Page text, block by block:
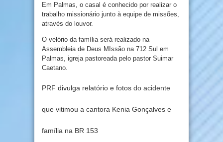
Em Palmas, o casal é conhecido por realizar o
trabalho missionário junto à equipe de missões,
através do louvor.
O velório da família será realizado na
Assembleia de Deus MIssão na 712 Sul em
Palmas, igreja pastoreada pelo pastor Suimar
Caetano.
PRF divulga relatório e fotos do acidente
que vitimou a cantora Kenia Gonçalves e
família na BR 153